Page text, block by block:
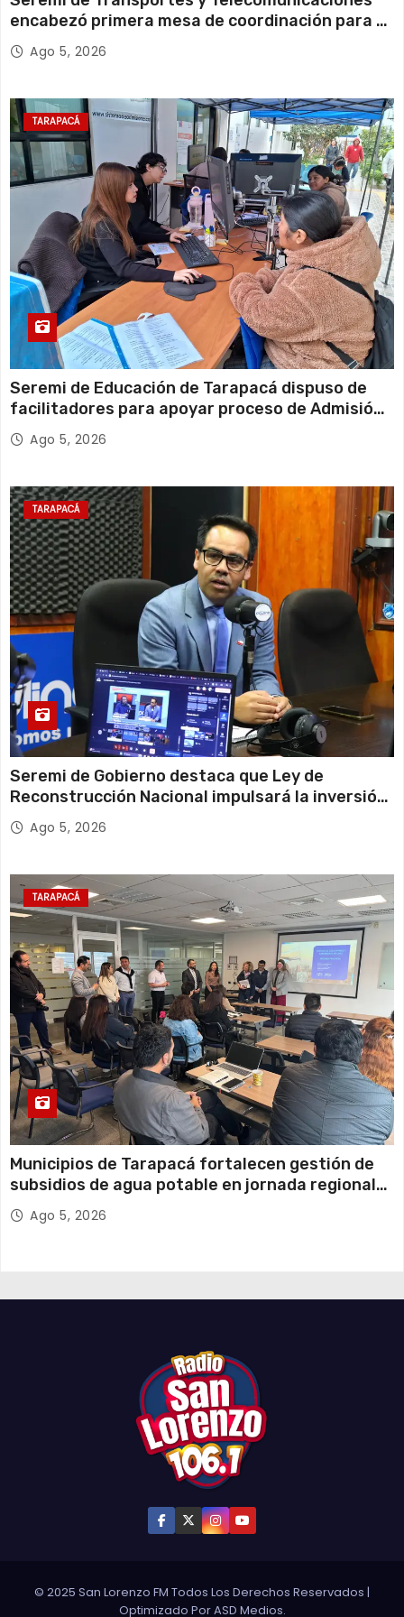
encabezó primera mesa de coordinación para el
retiro de cables en desuso en Iquique
Ago 5, 2026
TARAPACÁ
Seremi de Educación de Tarapacá dispuso de
facilitadores para apoyar proceso de Admisión
Escolar 2027
Ago 5, 2026
TARAPACÁ
Seremi de Gobierno destaca que Ley de
Reconstrucción Nacional impulsará la inversión
y el empleo en Tarapacá
Ago 5, 2026
TARAPACÁ
Municipios de Tarapacá fortalecen gestión de
subsidios de agua potable en jornada regional
organizada por Aguas del Altiplano y ANDESS
Ago 5, 2026
© 2025 San Lorenzo FM Todos Los Derechos Reservados |
Optimizado PorASD Medios.